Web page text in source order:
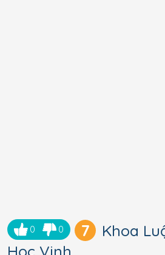
0 0 7
Khoa
Học Vinh